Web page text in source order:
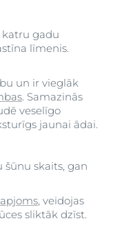
katru gadu
līmenis.
un ir vieglāk
. Samazinās
veselīgo
jaunai ādai.
šūnu skaits, gan
, veidojas
sliktāk dzīst.